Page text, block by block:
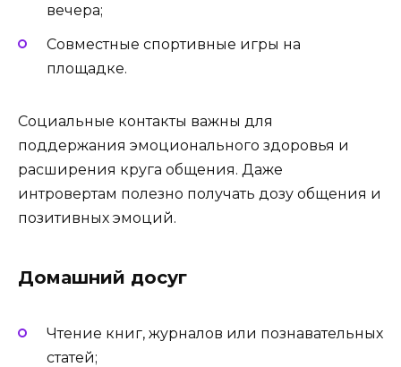
вечера;
Совместные спортивные игры на
площадке.
Социальные контакты важны для
поддержания эмоционального здоровья и
расширения круга общения. Даже
интровертам полезно получать дозу общения и
позитивных эмоций.
Домашний досуг
Чтение книг, журналов или познавательных
статей;